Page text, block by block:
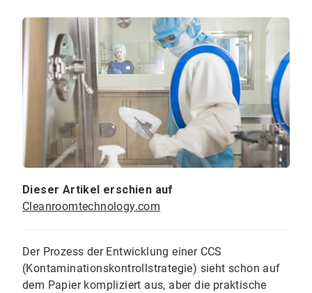
Dieser Artikel erschien auf
Cleanroomtechnology.com
Der Prozess der Entwicklung einer CCS
(Kontaminationskontrollstrategie) sieht schon auf
dem Papier kompliziert aus, aber die praktische